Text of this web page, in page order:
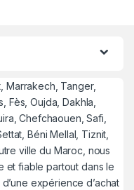
Marrakech, Tanger,
Fès, Oujda, Dakhla,
Chefchaouen, Safi,
Béni Mellal, Tiznit,
ville du Maroc, nous
et fiable partout dans le
expérience d’achat